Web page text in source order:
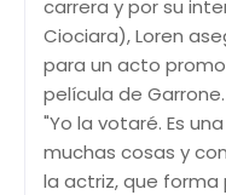
carrera y por su
Ciociara), Loren
para un acto
película de Garrone.
"Yo la votaré. Es
muchas cosas y
la actriz, que